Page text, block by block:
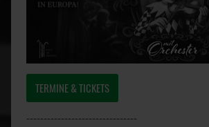
TERMINE & TICKETS
--------------------------------